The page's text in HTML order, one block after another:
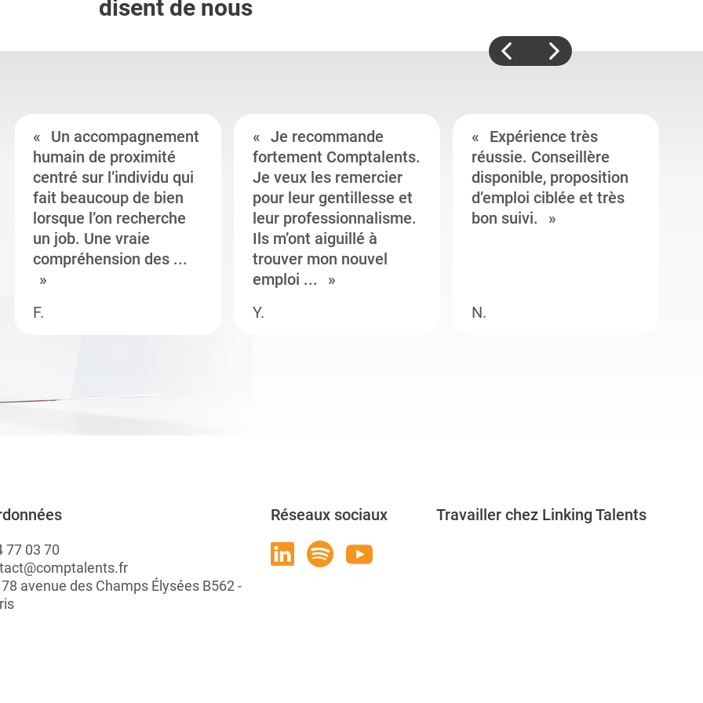
disent de nous
Un accompagnement
humain de proximité
centré sur l’individu qui
fait beaucoup de bien
lorsque l’on recherche
un job. Une vraie
compréhension des ...
F.
Je recommande
fortement Comptalents.
Je veux les remercier
pour leur gentillesse et
leur professionnalisme.
Ils m’ont aiguillé à
trouver mon nouvel
emploi ...
Y.
Expérience très
réussie. Conseillère
disponible, proposition
d’emploi ciblée et très
bon suivi.
N.
77 03 70
avenue des Champs Élysées B562 -
Réseaux sociaux Travailler chez Linking Talents